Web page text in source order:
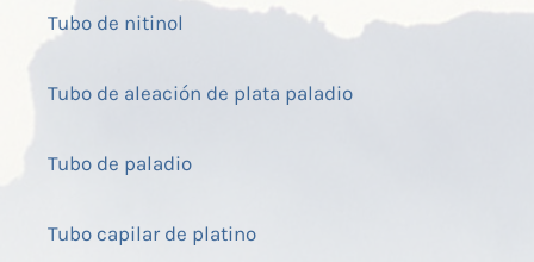
Tubo de nitinol
Tubo de aleación de plata paladio
Tubo de paladio
Tubo capilar de platino